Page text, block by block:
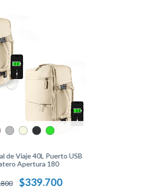
de Viaje 40L Puerto USB
Apertura 180
$339.700